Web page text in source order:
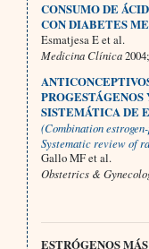
CONSUMO DE
CON DIABETES
Esmatjesa E et al.
Medicina Clínica
PROGESTÁGENOS
SISTEMÁTICA DE
(Combination
Systematic review of
Gallo MF et al.
Obstetrics &
ESTRÓGENOS